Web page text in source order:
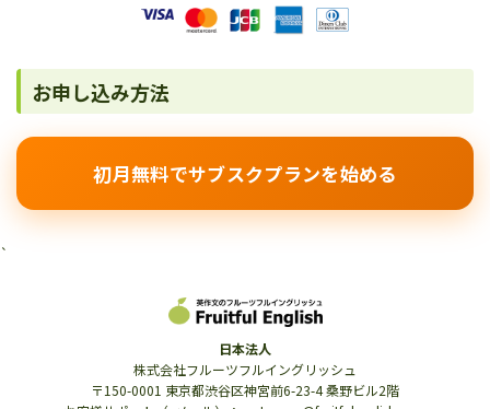
お申し込み方法
初月無料でサブスクプランを始める
`
日本法人
株式会社フルーツフルイングリッシュ
〒150-0001 東京都渋谷区神宮前6-23-4 桑野ビル2階